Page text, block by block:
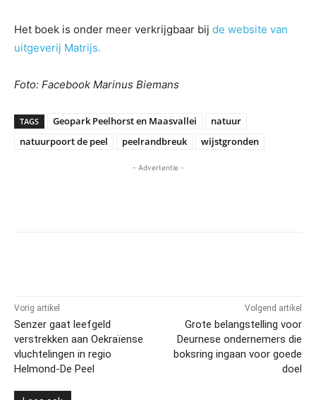
Het boek is onder meer verkrijgbaar bij de website van
uitgeverij Matrijs.
Foto: Facebook Marinus Biemans
TAGS Geopark Peelhorst en Maasvallei
natuur
natuurpoort de peel
peelrandbreuk wijstgronden
- Advertentie -
Vorig artikel
Senzer gaat leefgeld
verstrekken aan Oekraïense
vluchtelingen in regio
Helmond-De Peel
Volgend artikel
Grote belangstelling voor
Deurnese ondernemers die
boksring ingaan voor goede
doel